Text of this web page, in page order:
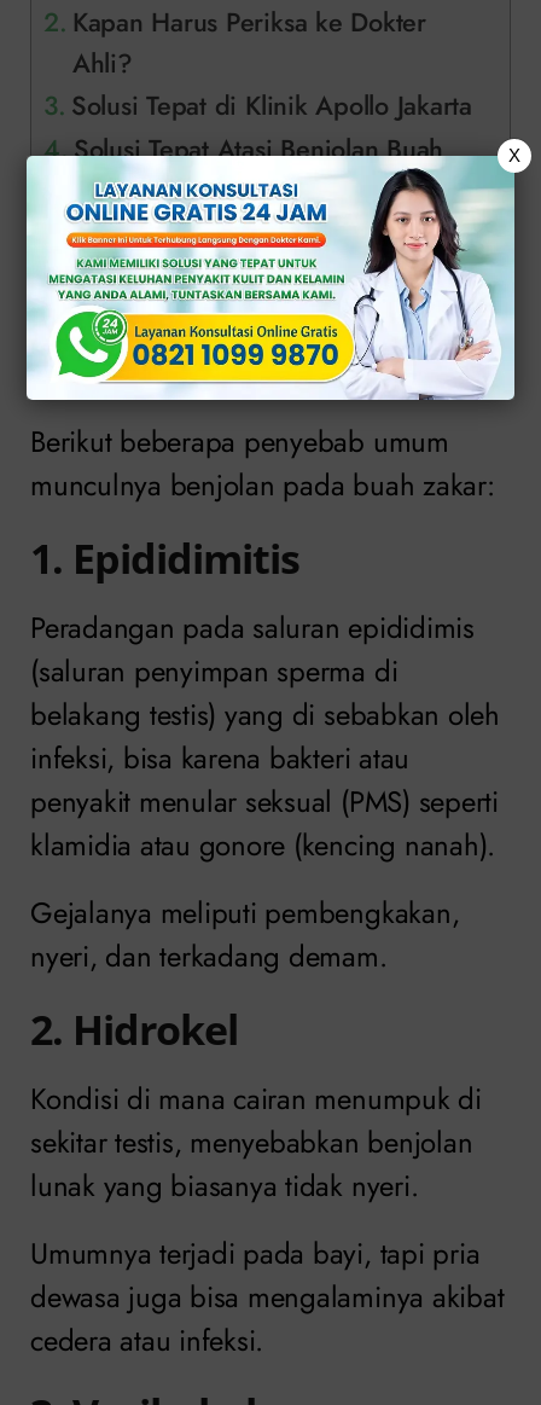
Kapan Harus Periksa ke Dokter
Ahli?
Solusi Tepat di Klinik Apollo Jakarta
Solusi Tepat Atasi Benjolan Buah
Zakar di Klinik Apollo
Penyebab Benjolan
di Buah Zakar
Berikut beberapa penyebab umum
munculnya benjolan pada buah zakar:
1. Epididimitis
Peradangan pada saluran epididimis
(saluran penyimpan sperma di
belakang testis) yang di sebabkan oleh
infeksi, bisa karena bakteri atau
penyakit menular seksual (PMS) seperti
klamidia atau gonore (kencing nanah).
Gejalanya meliputi pembengkakan,
nyeri, dan terkadang demam.
2. Hidrokel
Kondisi di mana cairan menumpuk di
sekitar testis, menyebabkan benjolan
lunak yang biasanya tidak nyeri.
Umumnya terjadi pada bayi, tapi pria
dewasa juga bisa mengalaminya akibat
cedera atau infeksi.
X